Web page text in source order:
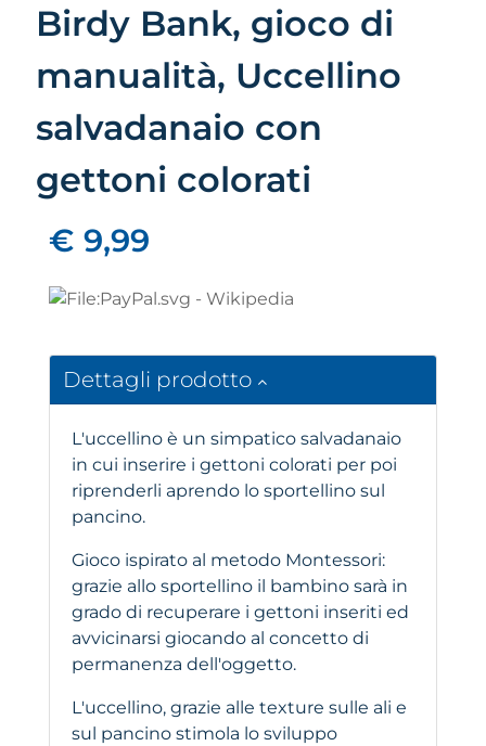
Birdy Bank, gioco di
manualità, Uccellino
salvadanaio con
gettoni colorati
€ 9,99
Dettagli prodotto
L'uccellino è un simpatico salvadanaio
in cui inserire i gettoni colorati per poi
riprenderli aprendo lo sportellino sul
pancino.
Gioco ispirato al metodo Montessori:
grazie allo sportellino il bambino sarà in
grado di recuperare i gettoni inseriti ed
avvicinarsi giocando al concetto di
permanenza dell'oggetto.
L'uccellino, grazie alle texture sulle ali e
sul pancino stimola lo sviluppo